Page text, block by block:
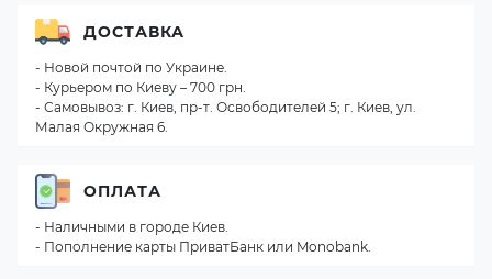
ДОСТАВКА
- Новой почтой по Украине.
- Курьером по Киеву – 700 грн.
- Самовывоз: г. Киев, пр-т. Освободителей 5; г. Киев, ул.
Малая Окружная 6.
ОПЛАТА
- Наличными в городе Киев.
- Пополнение карты ПриватБанк или Monobank.